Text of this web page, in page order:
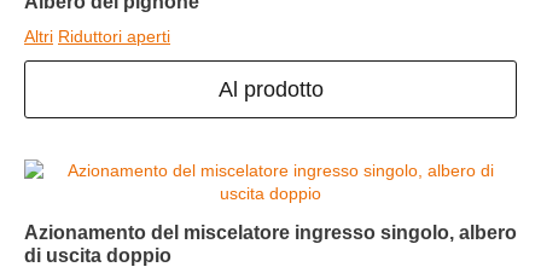
Altri Riduttori aperti
Al prodotto
Azionamento del miscelatore ingresso singolo, albero
di uscita doppio